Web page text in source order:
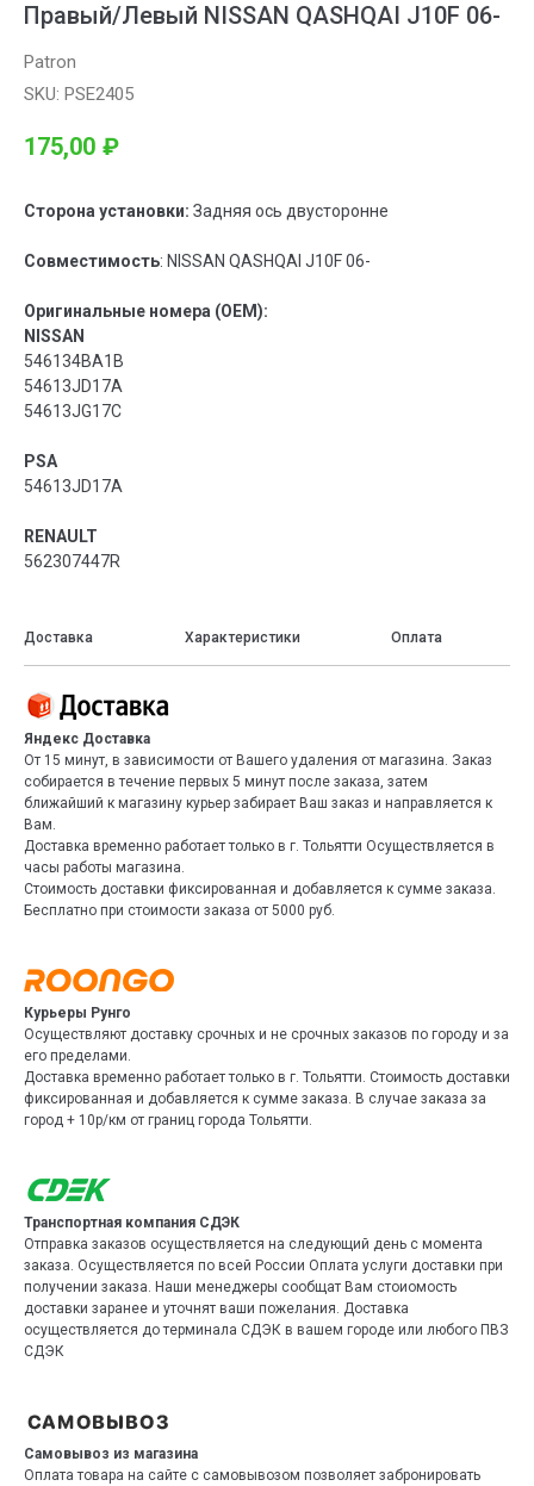
Правый/Левый NISSAN QASHQAI J10F 06-
Patron
SKU: PSE2405
175,00 ₽
Сторона установки: Задняя ось двусторонне
Совместимость: NISSAN QASHQAI J10F 06-
Оригинальные номера (OEM):
NISSAN
546134BA1B
54613JD17A
54613JG17C
PSA
54613JD17A
RENAULT
562307447R
Доставка Характеристики Оплата
Яндекс Доставка
От 15 минут, в зависимости от Вашего удаления от магазина. Заказ
собирается в течение первых 5 минут после заказа, затем
ближайший к магазину курьер забирает Ваш заказ и направляется к
Вам.
Доставка временно работает только в г. Тольятти Осуществляется в
часы работы магазина.
Стоимость доставки фиксированная и добавляется к сумме заказа.
Бесплатно при стоимости заказа от 5000 руб.
Курьеры Рунго
Осуществляют доставку срочных и не срочных заказов по городу и за
его пределами.
Доставка временно работает только в г. Тольятти. Стоимость доставки
фиксированная и добавляется к сумме заказа. В случае заказа за
город + 10р/км от границ города Тольятти.
Транспортная компания СДЭК
Отправка заказов осуществляется на следующий день с момента
заказа. Осуществляется по всей России Оплата услуги доставки при
получении заказа. Наши менеджеры сообщат Вам стоиомость
доставки заранее и уточнят ваши пожелания. Доставка
осуществляется до терминала СДЭК в вашем городе или любого ПВЗ
СДЭК
Самовывоз из магазина
Оплата товара на сайте с самовывозом позволяет забронировать